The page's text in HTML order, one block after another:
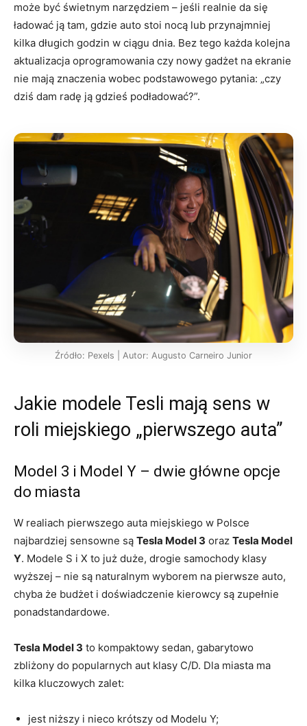
może być świetnym narzędziem – jeśli realnie da się
ładować ją tam, gdzie auto stoi nocą lub przynajmniej
kilka długich godzin w ciągu dnia. Bez tego każda kolejna
aktualizacja oprogramowania czy nowy gadżet na ekranie
nie mają znaczenia wobec podstawowego pytania: „czy
dziś dam radę ją gdzieś podładować?”.
Źródło: Pexels | Autor: Augusto Carneiro Junior
Jakie modele Tesli mają sens w
roli miejskiego „pierwszego auta”
Model 3 i Model Y – dwie główne opcje
do miasta
W realiach pierwszego auta miejskiego w Polsce
najbardziej sensowne są Tesla Model 3 oraz Tesla Model
Y. Modele S i X to już duże, drogie samochody klasy
wyższej – nie są naturalnym wyborem na pierwsze auto,
chyba że budżet i doświadczenie kierowcy są zupełnie
ponadstandardowe.
Tesla Model 3 to kompaktowy sedan, gabarytowo
zbliżony do popularnych aut klasy C/D. Dla miasta ma
kilka kluczowych zalet:
jest niższy i nieco krótszy od Modelu Y;